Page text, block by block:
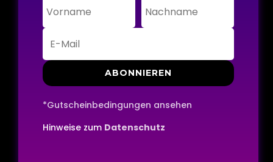
ABONNIEREN
*Gutscheinbedingungen ansehen
Hinweise zum Datenschutz